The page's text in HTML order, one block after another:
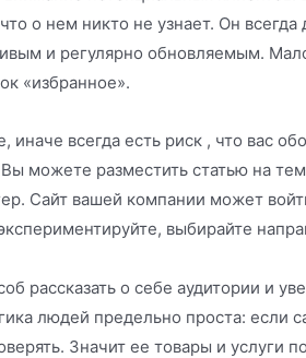
о нем никто не узнает. Он
и регулярно обновляемым.
«избранное».
всегда есть риск , что вас
можете разместить статью на
Сайт вашей компании может
выбирайте
рассказать о себе аудитории и
людей предельно проста: если
Значит ее товары и услуги